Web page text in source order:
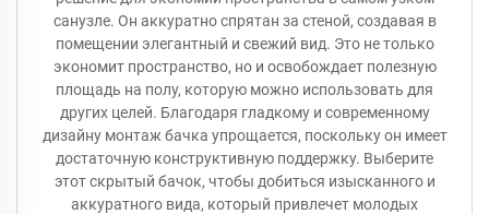
санузле. Он аккуратно спрятан за стеной, создавая в
помещении элегантный и свежий вид. Это не только
экономит пространство, но и освобождает полезную
площадь на полу, которую можно использовать для
других целей. Благодаря гладкому и современному
дизайну монтаж бачка упрощается, поскольку он имеет
достаточную конструктивную поддержку. Выберите
этот скрытый бачок, чтобы добиться изысканного и
аккуратного вида, который привлечет молодых